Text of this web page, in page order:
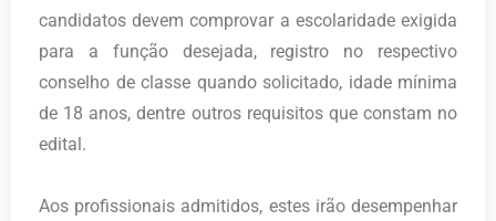
candidatos devem comprovar a escolaridade exigida
para a função desejada, registro no respectivo
conselho de classe quando solicitado, idade mínima
de 18 anos, dentre outros requisitos que constam no
edital.
Aos profissionais admitidos, estes irão desempenhar